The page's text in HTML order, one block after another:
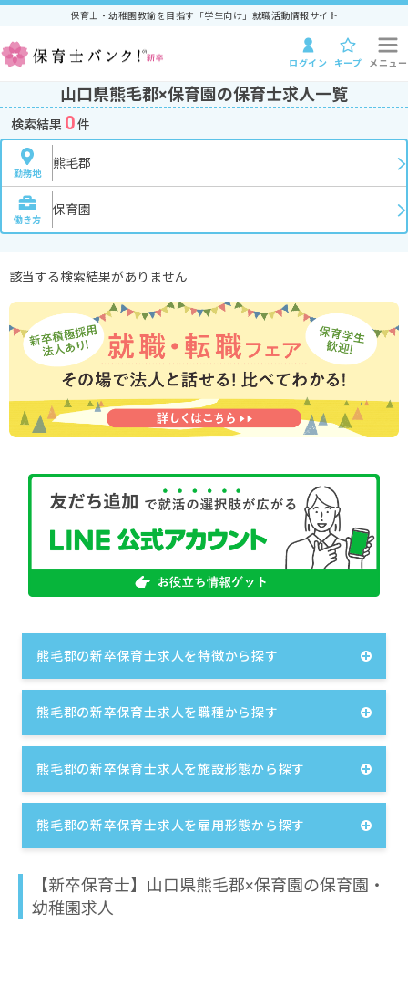
保育士・幼稚園教諭を目指す「学生向け」就職活動情報サイト
ログイン キープ メニュー
山口県熊毛郡×保育園の保育士求人一覧
検索結果 0件
勤務地
熊毛郡
働き方
保育園
該当する検索結果がありません
熊毛郡の新卒保育士求人を特徴から探す
熊毛郡の新卒保育士求人を職種から探す
熊毛郡の新卒保育士求人を施設形態から探す
熊毛郡の新卒保育士求人を雇用形態から探す
【新卒保育士】山口県熊毛郡×保育園の保育園・
幼稚園求人